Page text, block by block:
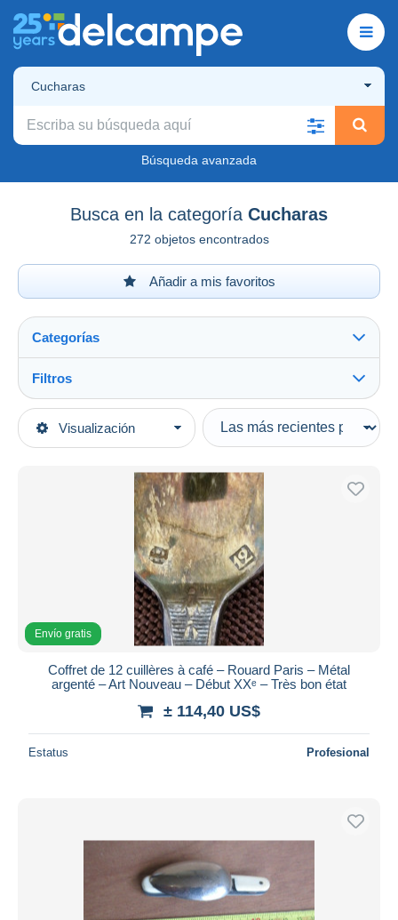
Cucharas
Búsqueda avanzada
Busca en la categoría Cucharas
272 objetos encontrados
Añadir a mis favoritos
Visualización
Categorías
Categorías principales
Platos, vasos y cubiertos
Filtros
Tipo de venta
Activas
Precios fijos
Subasta con ofertas
Subastas sin pujas
Casa de subastas
Todas las duraciones
Cerrando dentro
PayPal
Transferencia bancaria
Envío gratis
Coffret de 12 cuillères à café – Rouard Paris – Métal
argenté – Art Nouveau – Début XXᵉ – Très bon état
± 114,40 US$
Estatus Profesional